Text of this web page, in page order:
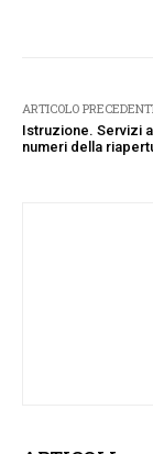
ARTICOLO
Istruzione. Servizi
numeri della